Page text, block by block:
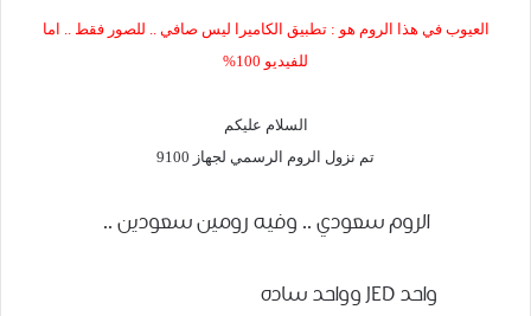
العيوب في هذا الروم هو :تطبيق الكاميرا ليس صافي .. للصور فقط .. اما
للفيديو 100%
السلام عليكم
تم نزول الروم الرسمي لجهاز 9100
الروم سعودي .. وفيه رومين سعودين ..
واحد JED وواحد ساده